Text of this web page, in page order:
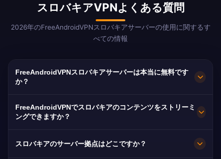
スロバキアVPNよくある質問
2026年のFreeAndroidVPNスロバキアサーバーの使用に関するす
べての情報
FreeAndroidVPNスロバキアサーバーは本当に無料です
か？
100%無料です。イギリス、ドイツ、チェコ共和
FreeAndroidVPNでスロバキアのコンテンツをストリーミ
ングできますか？
当社のスロバキアVPNはMarkizaとRTVSに最適化
され、スムーズなスロバキア語ストリーミングを
スロバキアのサーバー拠点はどこですか？